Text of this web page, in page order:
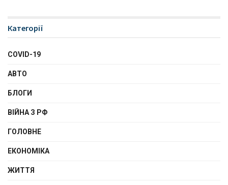
Категорії
COVID-19
АВТО
БЛОГИ
ВІЙНА З РФ
ГОЛОВНЕ
ЕКОНОМІКА
ЖИТТЯ